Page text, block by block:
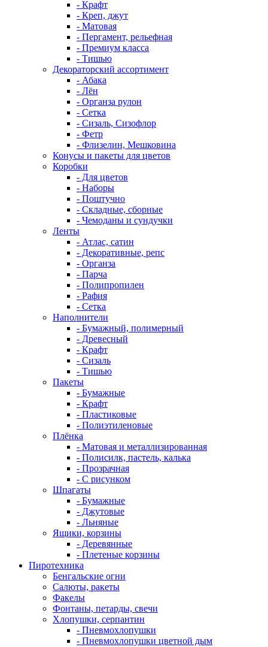
- Крафт
- Креп, джут
- Матовая
- Пергамент, рельефная
- Премиум класса
- Тишью
Декораторский ассортимент
- Абака
- Лён
- Органза рулон
- Сетка
- Сизаль, Сизофлор
- Фетр
- Флизелин, Мешковина
Конусы и пакеты для цветов
Коробки
- Для цветов
- Наборы
- Поштучно
- Складные, сборные
- Чемоданы и сундучки
Ленты
- Атлас, сатин
- Декоративные, репс
- Органза
- Парча
- Полипропилен
- Рафия
- Сетка
Наполнители
- Бумажный, полимерный
- Древесный
- Крафт
- Сизаль
- Тишью
Пакеты
- Бумажные
- Крафт
- Пластиковые
- Полиэтиленовые
Плёнка
- Матовая и металлизированная
- Полисилк, пастель, калька
- Прозрачная
- С рисунком
Шпагаты
- Бумажные
- Джутовые
- Льняные
Ящики, корзины
- Деревянные
- Плетеные корзины
Пиротехника
Бенгальские огни
Салюты, ракеты
Факелы
Фонтаны, петарды, свечи
Хлопушки, серпантин
- Пневмохлопушки
- Пневмохлопушки цветной дым